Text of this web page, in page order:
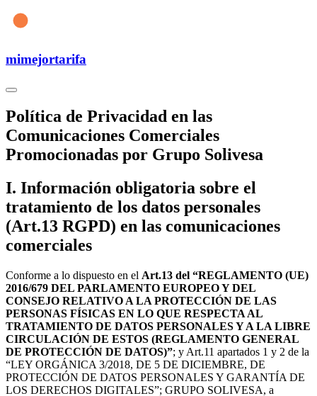
mimejortarifa
Política de Privacidad en las
Comunicaciones Comerciales
Promocionadas por Grupo Solivesa
I. Información obligatoria sobre el
tratamiento de los datos personales
(Art.13 RGPD) en las comunicaciones
comerciales
Conforme a lo dispuesto en el Art.13 del “REGLAMENTO (UE)
2016/679 DEL PARLAMENTO EUROPEO Y DEL
CONSEJO RELATIVO A LA PROTECCIÓN DE LAS
PERSONAS FÍSICAS EN LO QUE RESPECTA AL
TRATAMIENTO DE DATOS PERSONALES Y A LA LIBRE
CIRCULACIÓN DE ESTOS (REGLAMENTO GENERAL
DE PROTECCIÓN DE DATOS)”; y Art.11 apartados 1 y 2 de la
“LEY ORGÁNICA 3/2018, DE 5 DE DICIEMBRE, DE
PROTECCIÓN DE DATOS PERSONALES Y GARANTÍA DE
LOS DERECHOS DIGITALES”; GRUPO SOLIVESA, a